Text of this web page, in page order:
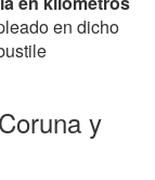
en dicho
y